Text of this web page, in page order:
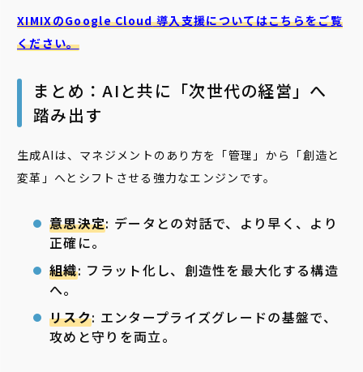
XIMIXのGoogle Cloud導入支援についてはこちらをご覧
ください。
まとめ：AIと共に「次世代の経営」へ
踏み出す
生成AIは、マネジメントのあり方を「管理」から「創造と
変革」へとシフトさせる強力なエンジンです。
意思決定: データとの対話で、より早く、より
正確に。
組織: フラット化し、創造性を最大化する構造
へ。
リスク: エンタープライズグレードの基盤で、
攻めと守りを両立。